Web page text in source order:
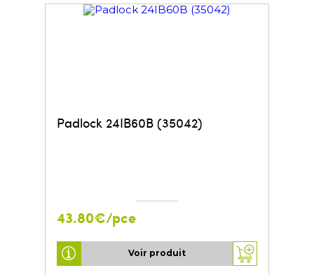
Padlock 24IB60B (35042)
43.80€/pce
Voir produit